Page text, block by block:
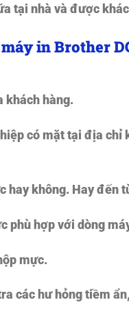
tại nhà và được
in Brother
khách hàng.
có mặt tại địa chỉ
hay không. Hay đến
phù hợp với dòng
mực.
các hư hỏng tiềm